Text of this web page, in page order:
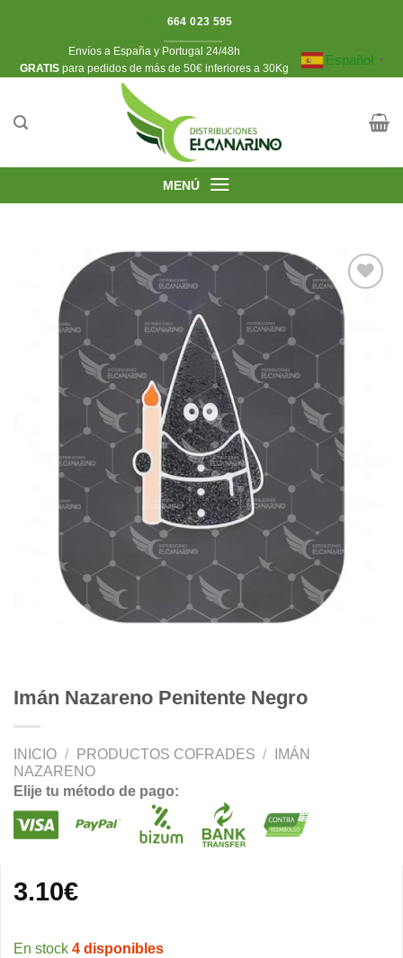
664 023 595
Envíos a España y Portugal 24/48h
​GRATIS para pedidos de más de 50€ inferiores a 30Kg
Español ▼
MENÚ
Añadir
Imán Nazareno Penitente Negro
INICIO / PRODUCTOS COFRADES /
IMÁN
NAZARENO
Elije tu método de pago:
3.10€
4 disponibles